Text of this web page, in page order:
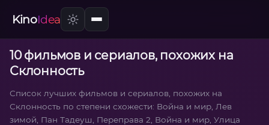
KinoIdea
10 фильмов и сериалов, похожих на
Склонность
Список лучших фильмов и сериалов, похожих на
Склонность по степени схожести: Война и мир, Лев
зимой, Пан Тадеуш, Переправа 2, Война и мир, Улица